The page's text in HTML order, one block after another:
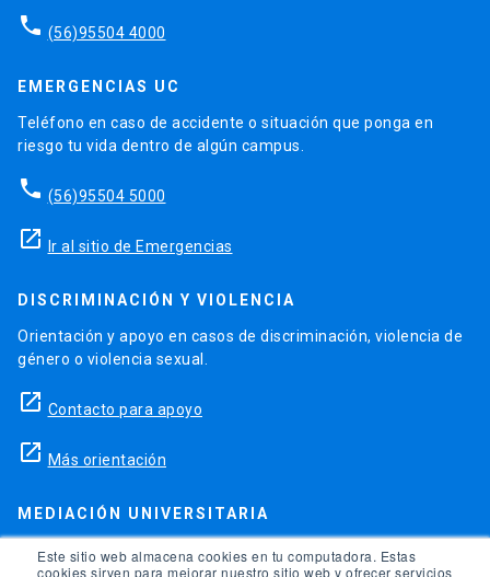
Este sitio web almacena cookies en tu computadora. Estas
cookies sirven para mejorar nuestro sitio web y ofrecer servicios
phone (56)95504 4000
EMERGENCIAS UC
Teléfono en caso de accidente o situación que ponga en
riesgo tu vida dentro de algún campus.
phone (56)95504 5000
launch Ir al sitio de Emergencias
DISCRIMINACIÓN Y VIOLENCIA
Orientación y apoyo en casos de discriminación, violencia de
género o violencia sexual.
launch Contacto para apoyo
launch Más orientación
MEDIACIÓN UNIVERSITARIA
Teléfonos para orientación y consejo si se ha vulnerado
alguno de tus derechos en la universidad.